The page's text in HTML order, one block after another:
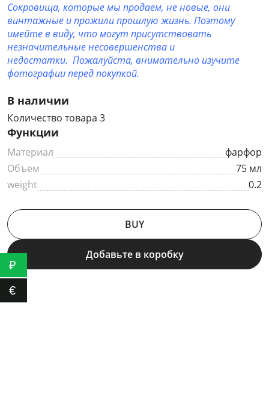
Сокровища, которые мы продаем, не новые, они
винтажные и прожили прошлую жизнь. Поэтому
имейте в виду, что могут присутствовать
незначительные несовершенства и
недостатки. Пожалуйста, внимательно изучите
фотографии перед покупкой.
В наличии
Количество товара 3
Функции
Материал
фарфор
Объем
75 мл
weight
0.2
BUY
Добавьте в коробку
₽
€